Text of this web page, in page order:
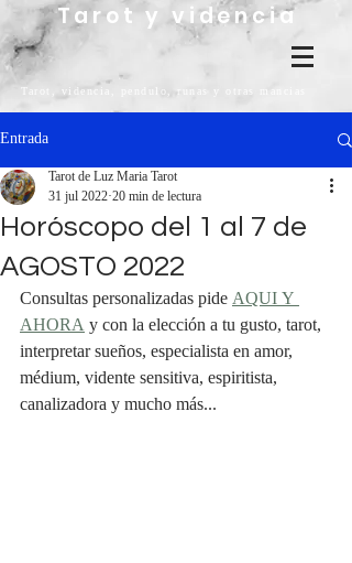
Tarot y videncia
Tarot, videncia, pendulo, runas y otras mancias
Entrada
Horóscopo del 1 al 7 de
AGOSTO 2022
Tarot de Luz Maria Tarot
31 jul 202220 min de lectura
Consultas personalizadas pide AQUI Y
AHORA y con la elección a tu gusto, tarot,
interpretar sueños, especialista en amor,
médium, vidente sensitiva, espiritista,
canalizadora y mucho más...